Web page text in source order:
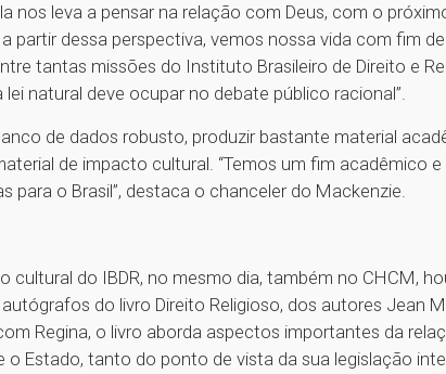
nos leva a pensar na relação com Deus, com o
partir dessa perspectiva, vemos nossa vida com fim
tantas missões do Instituto Brasileiro de Direito e
natural deve ocupar no debate público racional”.
de dados robusto, produzir bastante material
de impacto cultural. “Temos um fim acadêmico
para o Brasil”, destaca o chanceler do Mackenzie.
cultural do IBDR, no mesmo dia, também no CHCM,
do livro Direito Religioso, dos autores Jean
Regina, o livro aborda aspectos importantes da
o Estado, tanto do ponto de vista da sua legislação